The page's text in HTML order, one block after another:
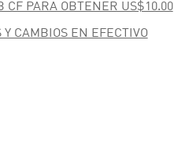
CF PARA OBTENER US$10.00
Y CAMBIOS EN EFECTIVO